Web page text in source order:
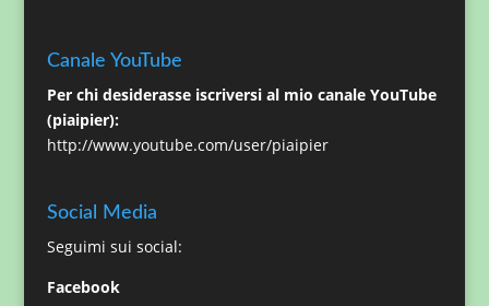
Canale YouTube
Per chi desiderasse iscriversi al mio canale YouTube
(piaipier):
http://www.youtube.com/user/piaipier
Social Media
Seguimi sui social:
Facebook